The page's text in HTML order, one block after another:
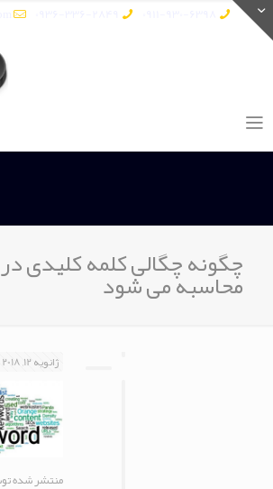
چگونه چگالی کلمه کلیدی
محاسبه می شود
ژانویه 12, 2018
منتشر شده